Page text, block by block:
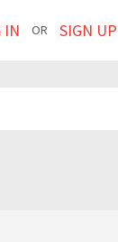
IN OR SIGN UP